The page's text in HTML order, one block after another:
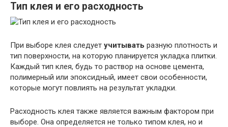
Тип клея и его расходность
При выборе клея следует учитывать разную плотность и
тип поверхности, на которую планируется укладка плитки.
Каждый тип клея, будь то раствор на основе цемента,
полимерный или эпоксидный, имеет свои особенности,
которые могут повлиять на результат укладки.
Расходность клея также является важным фактором при
выборе. Она определяется не только типом клея, но и